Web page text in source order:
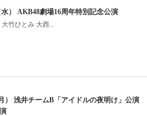
水） AKB48劇場16周年特別記念公演
竹ひとみ 大西...
） 浅井チームB「アイドルの夜明け」公演